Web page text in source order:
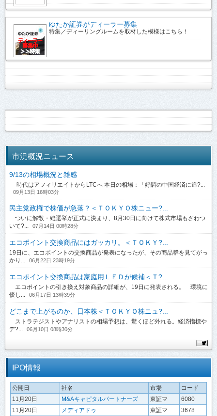
ゆたか証券がディーラー募集
特集／ディーリングルームを取材した模様はこちら！
市況概況ニュース
9/13の相場概況と雑感
時代はアフィリエイトからLTCへ 本日の相場：「好調の中国経済に追?...
09月13日 16時03分
民主党政権で株価が急落？＜ＴＯＫＹＯ株ニュー?...
ついに解散・総選挙が正式に決まり、8月30日に向けて株式市場もざわつ
いて?...
07月14日 00時28分
エコポイント交換商品にはガッカリ。＜ＴＯＫＹ?...
19日に、エコポイントの交換商品が発表になったが、その商品群を見てがっ
かり...
06月22日 23時19分
エコポイント交換商品は家庭用ＬＥＤが候補＜Ｔ?...
エコポイントの引き換え対象商品の詳細が、19日に発表される。 環境に
優し...
06月17日 13時39分
どこまで上がるのか、日本株＜ＴＯＫＹＯ株ニュ?...
ストラテジストやアナリストの相場予想は、驚くほど外れる。経済指標や
デ?...
06月10日 08時30分
IPO情報
公開日 社名 市場
コード
11月20日
M&Aキャピタルパートナーズ 東証マ
6080
11月20日
メディアドゥ 東証マ 3678